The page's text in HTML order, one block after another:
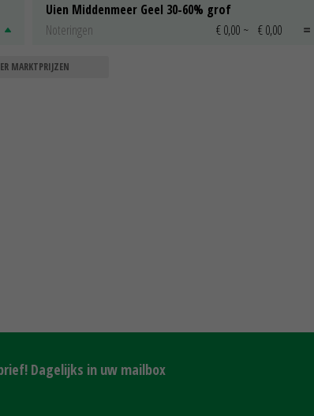
Uien Middenmeer Geel 30-60% grof
Noteringen
€ 0,00 ~ € 0,00
MARKTPRIJZEN
Dagelijks in uw mailbox